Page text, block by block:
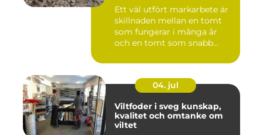
Ett väl utfört markarbete är
skillnaden mellan en tomt
som fungerar i många år
och en tomt som snabb...
04. jul
Viltfoder i sveg kunskap,
kvalitet och omtanke om
viltet